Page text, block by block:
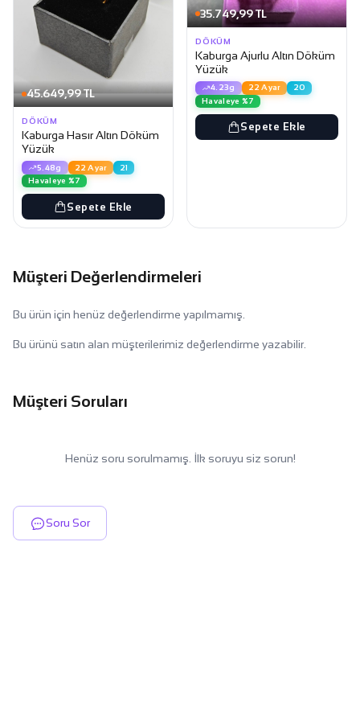
45.649,99 TL
DÖKÜM
Kaburga Hasır Altın Döküm
Yüzük
5.48g 22 Ayar
21
Havaleye %7
Sepete Ekle
35.749,99 TL
DÖKÜM
Kaburga Ajurlu Altın Döküm
Yüzük
4.23g 22 Ayar
20
Havaleye %7
Sepete Ekle
Müşteri Değerlendirmeleri
Bu ürün için henüz değerlendirme yapılmamış.
Bu ürünü satın alan müşterilerimiz değerlendirme yazabilir.
Müşteri Soruları
Henüz soru sorulmamış. İlk soruyu siz sorun!
Soru Sor